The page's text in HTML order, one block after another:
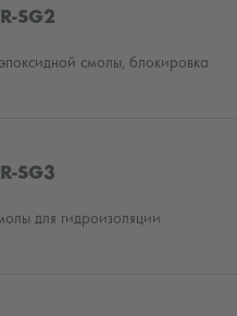
SG2
смолы, блокировка
SG3
для гидроизоляции